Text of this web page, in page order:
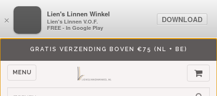
GRATIS VERZENDING BOVEN €75 (NL + BE)
MENU
×
LiensLinnenwinkel.nl
Lien's Linnen V.O.F.
FREE - In Google Play
DOWNLOAD
×
Lien's Linnen Winkel
Lien's Linnen V.O.F.
FREE - In Google Play
DOWNLOAD